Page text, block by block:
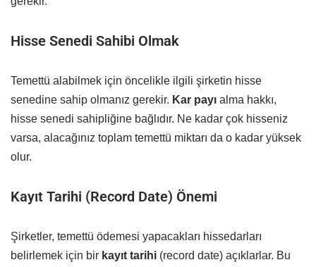
Hisse Senedi Sahibi Olmak
Temettü alabilmek için öncelikle ilgili şirketin hisse
senedine sahip olmanız gerekir. Kar payı alma hakkı,
hisse senedi sahipliğine bağlıdır. Ne kadar çok hisseniz
varsa, alacağınız toplam temettü miktarı da o kadar yüksek
olur.
Kayıt Tarihi (Record Date) Önemi
Şirketler, temettü ödemesi yapacakları hissedarları
belirlemek için bir kayıt tarihi (record date) açıklarlar. Bu